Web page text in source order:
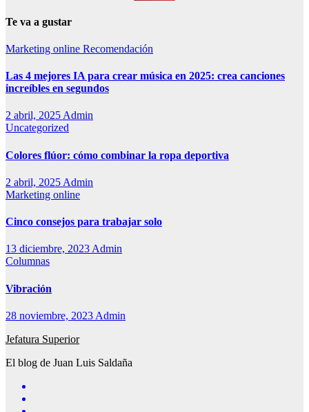
Te va a gustar
Marketing online Recomendación
Las 4 mejores IA para crear música en 2025: crea canciones
increíbles en segundos
2 abril, 2025Admin
Uncategorized
Colores flúor: cómo combinar la ropa deportiva
2 abril, 2025 Admin
Marketing online
Cinco consejos para trabajar solo
13 diciembre, 2023Admin
Columnas
Vibración
28 noviembre, 2023 Admin
Jefatura Superior
El blog de Juan Luis Saldaña